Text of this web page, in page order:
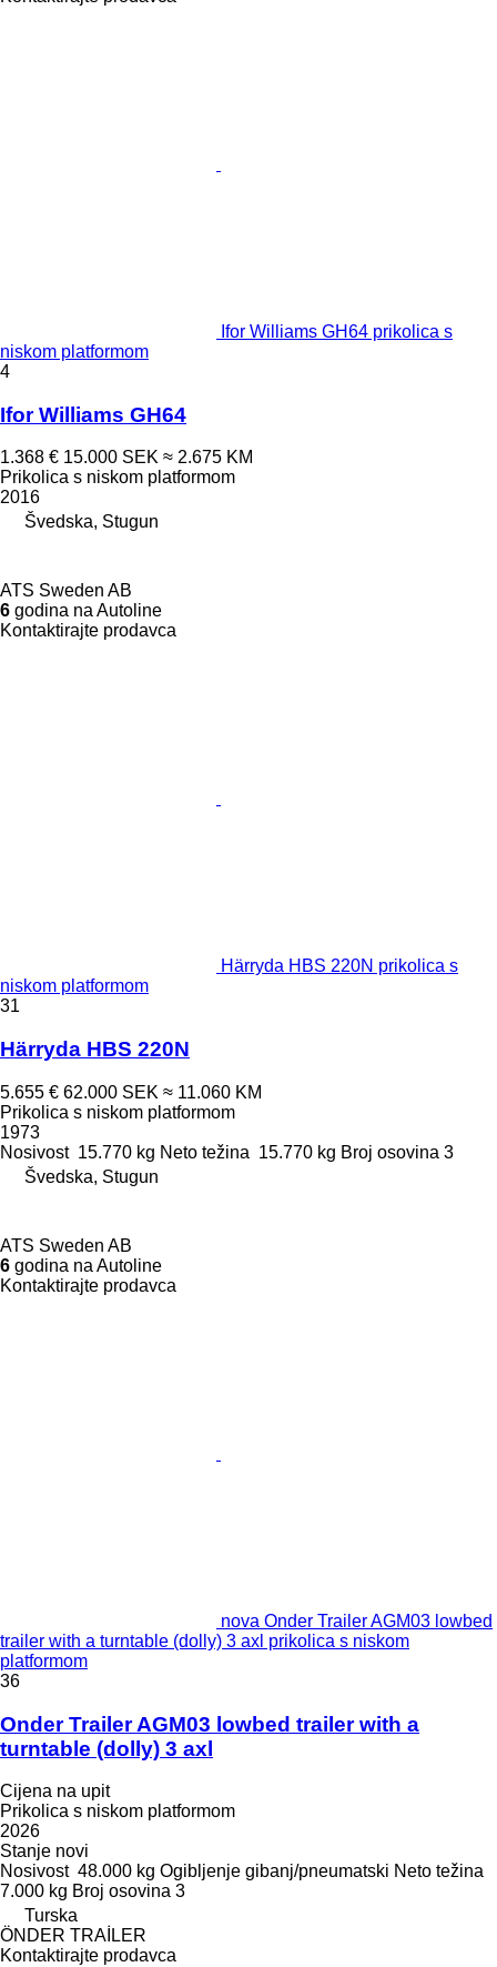
Ifor Williams GH64 prikolica s
niskom platformom
4
Ifor Williams GH64
1.368 € 15.000 SEK ≈ 2.675 KM
Prikolica s niskom platformom
2016
Švedska, Stugun
ATS Sweden AB
6 godina na Autoline
Kontaktirajte prodavca
Härryda HBS 220N prikolica s
niskom platformom
31
Härryda HBS 220N
5.655 € 62.000 SEK ≈ 11.060 KM
Prikolica s niskom platformom
1973
Nosivost 15.770 kg Neto težina 15.770 kg Broj osovina 3
Švedska, Stugun
ATS Sweden AB
6 godina na Autoline
Kontaktirajte prodavca
nova Onder Trailer AGM03 lowbed
trailer with a turntable (dolly) 3 axl prikolica s niskom
platformom
36
Onder Trailer AGM03 lowbed trailer with a
turntable (dolly) 3 axl
Cijena na upit
Prikolica s niskom platformom
2026
Stanje novi
Nosivost 48.000 kg Ogibljenje gibanj/pneumatski Neto težina
7.000 kg Broj osovina 3
Turska
ÖNDER TRAİLER
Kontaktirajte prodavca